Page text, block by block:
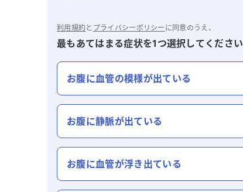
利用規約と プライバシーポリシー に同意のうえ、
最もあてはまる症状を1つ選択してください
お腹に血管の模様が出ている
お腹に静脈が出ている
お腹に血管が浮き出ている